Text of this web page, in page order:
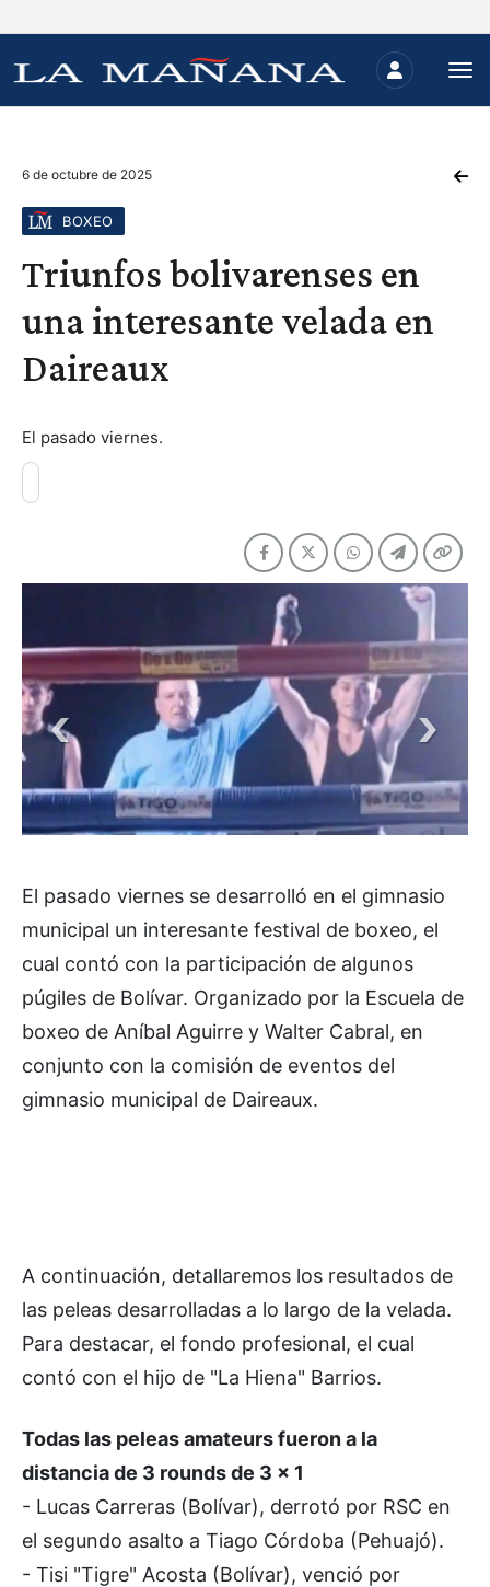
6 de octubre de 2025
BOXEO
Triunfos bolivarenses en
una interesante velada en
Daireaux
El pasado viernes.
El pasado viernes se desarrolló en el gimnasio
municipal un interesante festival de boxeo, el
cual contó con la participación de algunos
púgiles de Bolívar. Organizado por la Escuela de
boxeo de Aníbal Aguirre y Walter Cabral, en
conjunto con la comisión de eventos del
gimnasio municipal de Daireaux.
A continuación, detallaremos los resultados de
las peleas desarrolladas a lo largo de la velada.
Para destacar, el fondo profesional, el cual
contó con el hijo de "La Hiena" Barrios.
Todas las peleas amateurs fueron a la
distancia de 3 rounds de 3 x 1
- Lucas Carreras (Bolívar), derrotó por RSC en
el segundo asalto a Tiago Córdoba (Pehuajó).
- Tisi "Tigre" Acosta (Bolívar), venció por